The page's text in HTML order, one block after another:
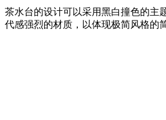
茶水台的设计可以采用黑白撞色的主
代感强烈的材质，以体现极简风格的